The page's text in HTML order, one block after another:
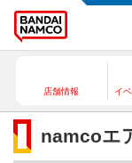
店舗情報 イ
namcoエ